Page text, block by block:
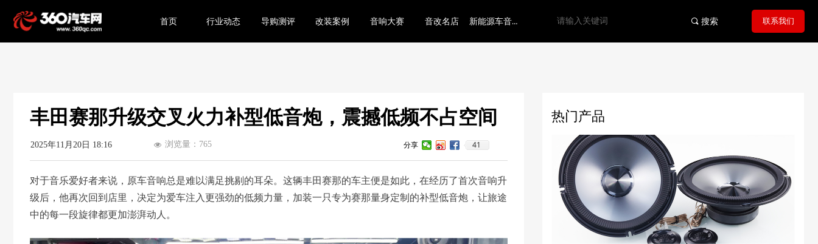
首页 行业动态 导购测评 改装案例 音响大赛 音改名店 新能源车音响底层逻辑 끠 搜索 联系我们
丰田赛那升级交叉火力补型低音炮，震撼低频不占空间
对于音乐爱好者来说，原车音响总是难以满足挑剔的耳朵。这辆丰田赛那的车主便是如此，在经历了首次音响升
级后，他再次回到店里，决定为爱车注入更强劲的低频力量，加装一只专为赛那量身定制的补型低音炮，让旅途
中的每一段旋律都更加澎湃动人。
2025年11月20日 18:16 分享 41
넶 浏览量： 765
热门产品